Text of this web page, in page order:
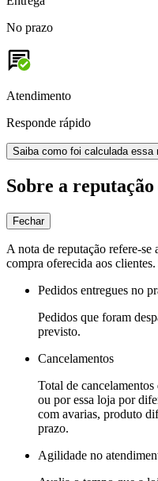
No prazo
Atendimento
Responde rápido
Saiba como foi calculada essa
Sobre a
Fechar
A nota de reputação refere-
compra oferecida aos
Pedidos entregues no
Pedidos que foram
previsto.
Cancelamentos
Total de
ou por essa loja por
com avarias, produto
prazo.
Agilidade no